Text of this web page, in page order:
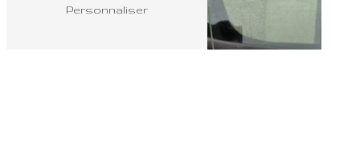
Personnaliser